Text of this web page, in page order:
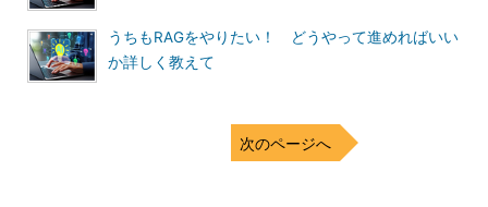
うちもRAGをやりたい！ どうやって進めればいい
か詳しく教えて
次のページへ